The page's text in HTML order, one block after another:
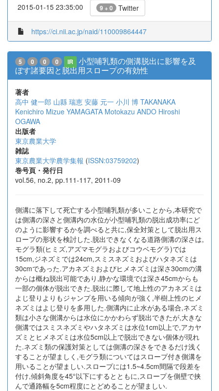
2015-01-15 23:35:00 9 + 0 Twitter
https://ci.nii.ac.jp/naid/110009864447
5 0 0 0 IR
小型哺乳類の側溝脱出に影響を及
ぼす諸要因と脱出用スロープの有効性
著者
高中 健一郎 山縣 瑞恵 安藤 元一 小川 博 TAKANAKA
Kenichiro Mizue YAMAGATA Motokazu ANDO Hiroshi
OGAWA
出版者
東京農業大学
雑誌
東京農業大学農学集報 (ISSN:03759202)
巻号頁・発行日
vol.56, no.2, pp.111-117, 2011-09
側溝に落下して死亡する小型哺乳類が多いことから,本研究で
は側溝の深さと側溝内の水位が小型哺乳類の脱出成功率にど
のように影響するかを調べると共に,保全対策として脱出用ス
ロープの形状を検討した.脱出できなくなる道路側溝の深さは,
モグラ類(ヒミズ,アズマモグラおよびコウベモグラ)では
15cm,ジネズミでは24cm,スミスネズミおよびハタネズミは
30cmであった.アカネズミおよびヒメネズミは深さ30cmの溝
からは概ね脱出可能であり,静かな環境では深さ45cmからも
一部の個体が脱出できた.脱出に際して地上性のアカネズミは
よじ登りよりもジャンプを用いる傾向が強く,半樹上性のヒメ
ネズミはよじ登りを多用した.側溝内に止水がある場合,ネズミ
類は小さな側溝からは水位にかかわらず脱出できたが,大きな
側溝ではスミスネズミやハタネズミは水位1cm以上で,アカヤ
ズミとヒメネズミは水位5cm以上で脱出できない個体が現れ
た.ネズミ類の保護対策としては側溝の深さをできるだけ浅く
することが望ましく,モグラ類についてはスロープ付き側溝を
用いることが望ましい.スロープには1.5~4.5cm間隔で段差を
付け,傾斜角度を45°以下にするとともに,スロープを側壁で挟
んで通路幅を5cm程度にとどめることが望ましい.